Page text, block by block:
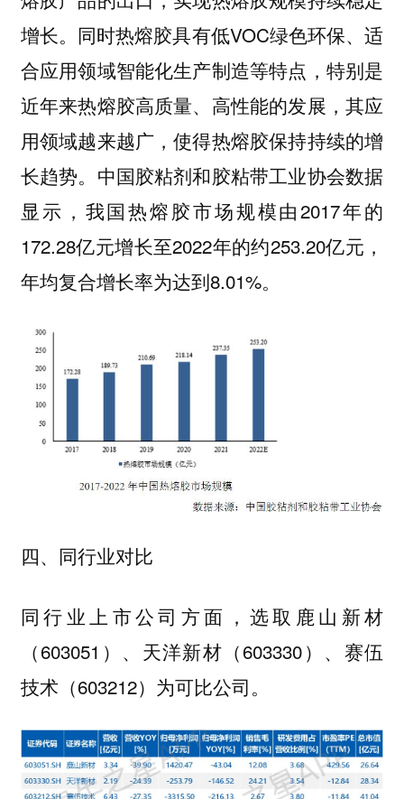
增长。同时热熔胶具有低VOC绿色环保、适
合应用领域智能化生产制造等特点，特别是
近年来热熔胶高质量、高性能的发展，其应
用领域越来越广，使得热熔胶保持持续的增
长趋势。中国胶粘剂和胶粘带工业协会数据
显示，我国热熔胶市场规模由2017年的
172.28亿元增长至2022年的约253.20亿元，
年均复合增长率为达到8.01%。
四、同行业对比
同行业上市公司方面，选取鹿山新材
（603051）、天洋新材（603330）、赛伍
技术（603212）为可比公司。